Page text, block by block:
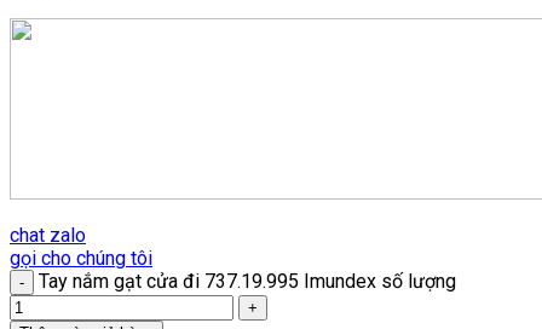
chat zalo
gọi cho chúng tôi
Tay nắm gạt cửa đi 737.19.995 Imundex số lượng